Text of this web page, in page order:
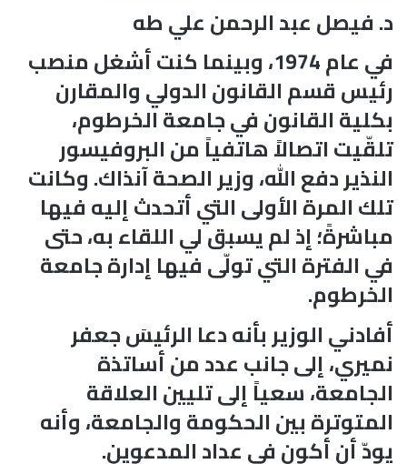
د. فيصل عبد الرحمن علي طه
في عام 1974، وبينما كنت أشغل منصب
رئيس قسم القانون الدولي والمقارن
بكلية القانون في جامعة الخرطوم،
تلقّيت اتصالاً هاتفياً من البروفيسور
النذير دفع الله، وزير الصحة آنذاك. وكانت
تلك المرة الأولى التي أتحدث إليه فيها
مباشرةً؛ إذ لم يسبق لي اللقاء به، حتى
في الفترة التي تولّى فيها إدارة جامعة
الخرطوم.
أفادني الوزير بأنه دعا الرئيسَ جعفر
نميري، إلى جانب عدد من أساتذة
الجامعة، سعياً إلى تليين العلاقة
المتوترة بين الحكومة والجامعة، وأنه
يودّ أن أكون في عداد المدعوين.